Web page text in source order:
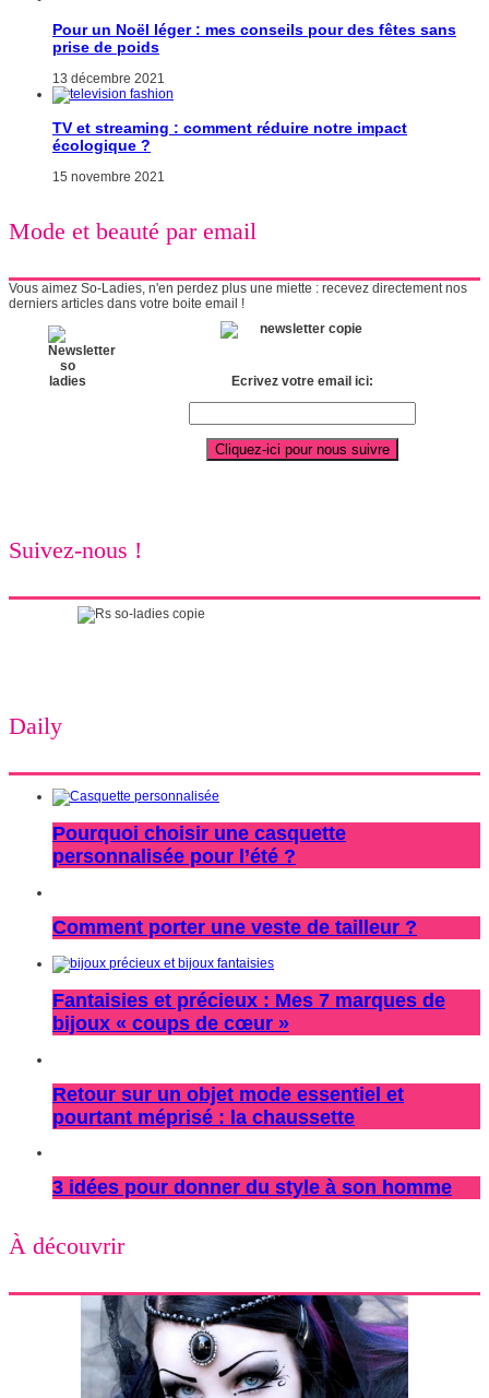
Pour un Noël léger : mes conseils pour des fêtes sans
prise de poids
13 décembre 2021
TV et streaming : comment réduire notre impact
écologique ?
15 novembre 2021
Mode et beauté par email
Vous aimez So-Ladies, n'en perdez plus une miette : recevez directement nos
derniers articles dans votre boite email !
Ecrivez votre email ici:
Suivez-nous !
Daily
Pourquoi choisir une casquette
personnalisée pour l’été ?
Comment porter une veste de tailleur ?
Fantaisies et précieux : Mes 7 marques de
bijoux « coups de cœur »
Retour sur un objet mode essentiel et
pourtant méprisé : la chaussette
3 idées pour donner du style à son homme
À découvrir